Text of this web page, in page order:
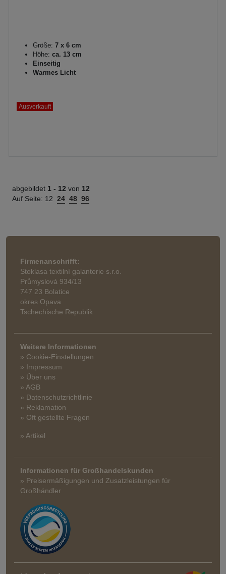
Größe: 7 x 6 cm
Höhe: ca. 13 cm
Einseitig
Warmes Licht
Ausverkauft
abgebildet 1 - 12 von 12
Auf Seite: 12 24 48 96
Firmenanschrifft:
Stoklasa textilní galanterie s.r.o.
Průmyslová 934/13
747 23 Bolatice
okres Opava
Tschechische Republik
Weitere Informationen
» Cookie-Einstellungen
» Impressum
» Über uns
» AGB
» Datenschutzrichtlinie
» Reklamation
» Oft gestellte Fragen
» Artikel
Informationen für Großhandelskunden
» Preisermäßigungen und Zusatzleistungen für
Großhändler